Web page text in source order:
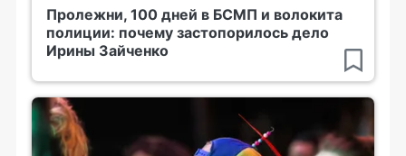
Пролежни, 100 дней в БСМП и волокита
полиции: почему застопорилось дело
Ирины Зайченко